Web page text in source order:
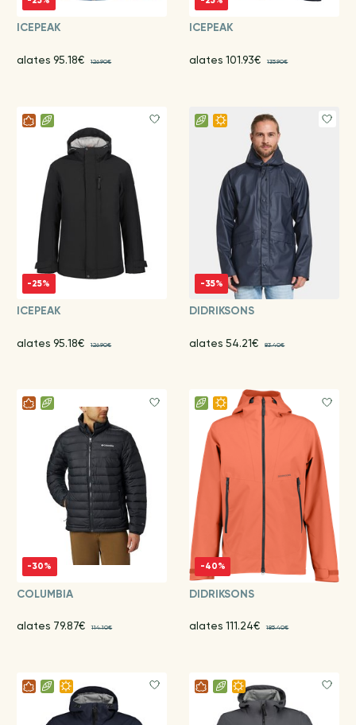
ICEPEAK
alates 95.18€ 126.90€
ICEPEAK
alates 101.93€ 135.90€
-25%
ICEPEAK
alates 95.18€ 126.90€
-35%
DIDRIKSONS
alates 54.21€ 83.40€
-30%
COLUMBIA
alates 79.87€ 114.10€
-40%
DIDRIKSONS
alates 111.24€ 185.40€